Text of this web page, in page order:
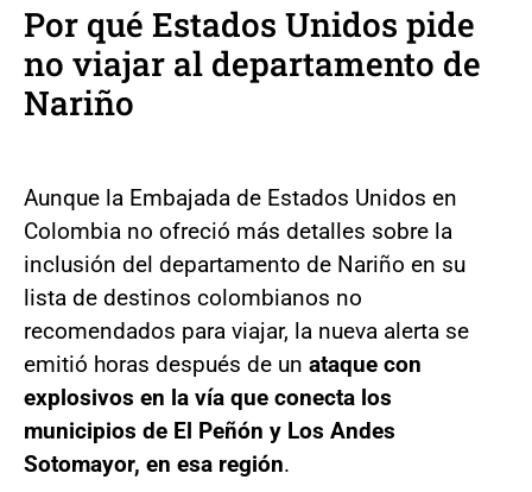
Por qué Estados Unidos pide
no viajar al departamento de
Nariño
Aunque la Embajada de Estados Unidos en
Colombia no ofreció más detalles sobre la
inclusión del departamento de Nariño en su
lista de destinos colombianos no
recomendados para viajar, la nueva alerta se
emitió horas después de un ataque con
explosivos en la vía que conecta los
municipios de El Peñón y Los Andes
Sotomayor, en esa región.